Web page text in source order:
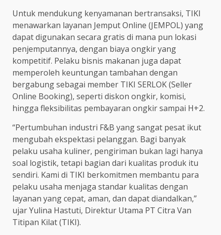
Untuk mendukung kenyamanan bertransaksi, TIKI
menawarkan layanan Jemput Online (JEMPOL) yang
dapat digunakan secara gratis di mana pun lokasi
penjemputannya, dengan biaya ongkir yang
kompetitif. Pelaku bisnis makanan juga dapat
memperoleh keuntungan tambahan dengan
bergabung sebagai member TIKI SERLOK (Seller
Online Booking), seperti diskon ongkir, komisi,
hingga fleksibilitas pembayaran ongkir sampai H+2.
“Pertumbuhan industri F&B yang sangat pesat ikut
mengubah ekspektasi pelanggan. Bagi banyak
pelaku usaha kuliner, pengiriman bukan lagi hanya
soal logistik, tetapi bagian dari kualitas produk itu
sendiri. Kami di TIKI berkomitmen membantu para
pelaku usaha menjaga standar kualitas dengan
layanan yang cepat, aman, dan dapat diandalkan,”
ujar Yulina Hastuti, Direktur Utama PT Citra Van
Titipan Kilat (TIKI).